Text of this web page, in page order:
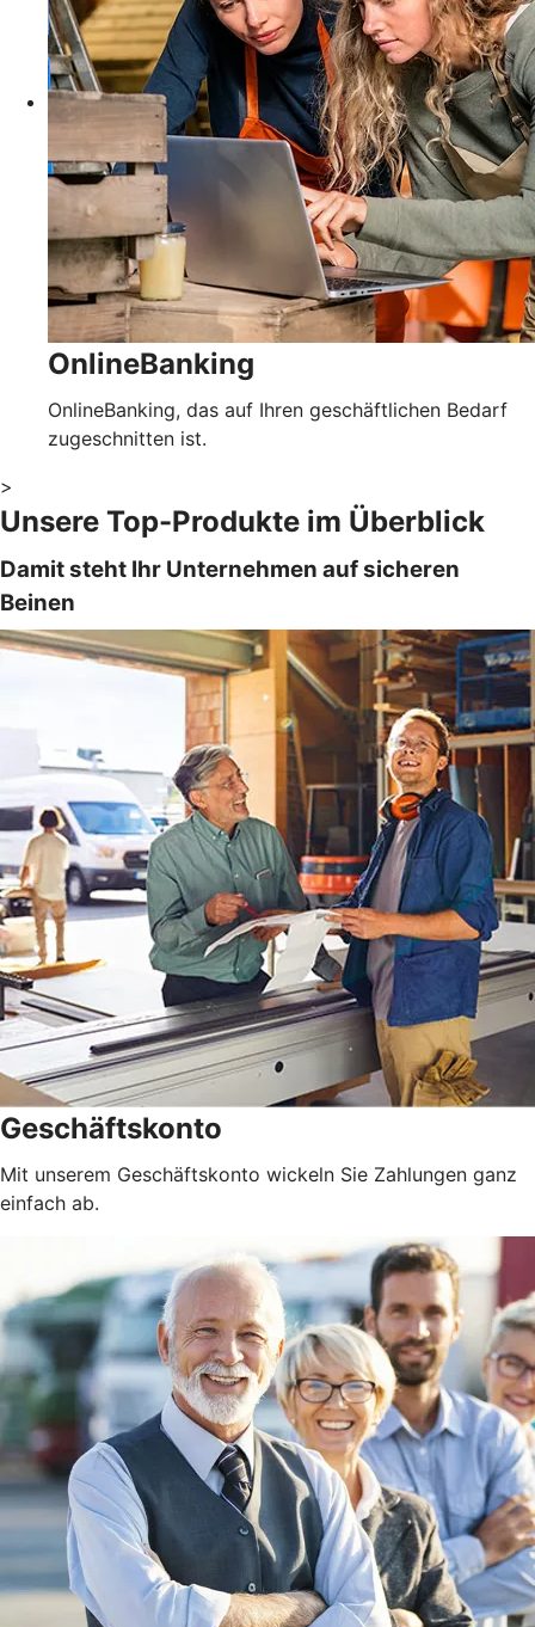
OnlineBanking
OnlineBanking, das auf Ihren geschäftlichen Bedarf
zugeschnitten ist.
>
Unsere Top-Produkte im Überblick
Damit steht Ihr Unternehmen auf sicheren
Beinen
Geschäftskonto
Mit unserem Geschäftskonto wickeln Sie Zahlungen ganz
einfach ab.